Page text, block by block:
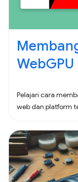
WebGPU
Pelajari cara
web dan platform